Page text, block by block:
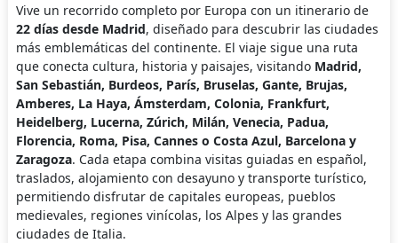
Vive un recorrido completo por Europa con un itinerario de
22 días desde Madrid, diseñado para descubrir las ciudades
más emblemáticas del continente. El viaje sigue una ruta
que conecta cultura, historia y paisajes, visitando Madrid,
San Sebastián, Burdeos, París, Bruselas, Gante, Brujas,
Amberes, La Haya, Ámsterdam, Colonia, Frankfurt,
Heidelberg, Lucerna, Zúrich, Milán, Venecia, Padua,
Florencia, Roma, Pisa, Cannes o Costa Azul, Barcelona y
Zaragoza. Cada etapa combina visitas guiadas en español,
traslados, alojamiento con desayuno y transporte turístico,
permitiendo disfrutar de capitales europeas, pueblos
medievales, regiones vinícolas, los Alpes y las grandes
ciudades de Italia.